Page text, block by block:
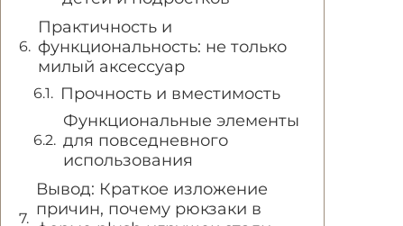
Практичность и
функциональность: не только
милый аксессуар
Прочность и вместимость
Функциональные элементы
для повседневного
использования
Вывод: Краткое изложение
причин, почему рюкзаки в